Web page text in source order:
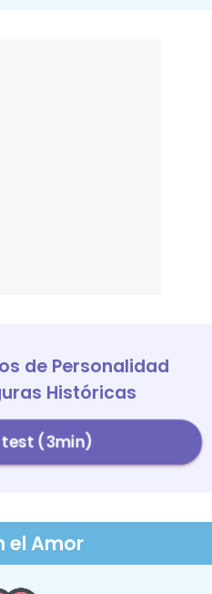
de Personalidad
Históricas
test (3min)
el Amor